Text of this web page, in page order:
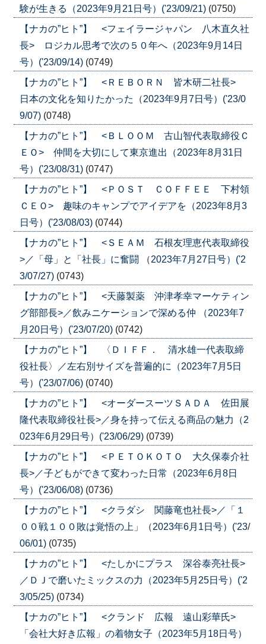
験が生きる（2023年9月21日号）('23/09/21) (0750)
【ナカの”ヒト”】 <フェイラージャパン 八木直久社
長> ロジカル思考で次の５０年へ（2023年9月14日
号）('23/09/14) (0749)
【ナカの”ヒト”】 <ＲＥＢＯＲＮ 皆木研二社長>
日本の文化を知りたかった（2023年9月7日号）('23/0
9/07) (0748)
【ナカの”ヒト”】 <ＢＬＯＯＭ 古山智代表取締役Ｃ
ＥＯ> 仲間を大切にして東京進出（2023年8月31日
号）('23/08/31) (0747)
【ナカの”ヒト”】 <ＰＯＳＴ ＣＯＦＦＥＥ 下村領
ＣＥＯ> 趣味のキャンプでアイデアを（2023年8月3
日号）('23/08/03) (0744)
【ナカの”ヒト”】 <ＳＥＡＭ 石根友理恵代表取締役
>／「母」と「社長」に奮闘 （2023年7月27日号）('2
3/07/27) (0743)
【ナカの”ヒト”】 <天藤製薬 沖津孝幸マーケティン
グ部部長>／飲みニケーションで深める仲 （2023年7
月20日号）('23/07/20) (0742)
【ナカの”ヒト”】 〈ＤＩＦＦ． 清水雄一代表取締
役社長〉／左右別サイズを普遍的に（2023年7月5日
号）('23/07/06) (0740)
【ナカの”ヒト”】 <オーダースーツＳＡＤＡ 佐田展
隆代表取締役社長>／身を持って伝える商品の魅力（2
023年6月29日号）('23/06/29) (0739)
【ナカの”ヒト”】 <ＰＥＴＯＫＯＴＯ 大久保泰介社
長>／子どもができて変わった日常（2023年6月8日
号）('23/06/08) (0736)
【ナカの”ヒト”】 <クラダシ 関藤竜也社長>／「１
００戦１００敗は覚悟の上」（2023年6月1日号）('23/
06/01) (0735)
【ナカの”ヒト”】 <たしかにプラス 深谷泰亮社長>
／ＤＪで磨いたミックスの力（2023年5月25日号）('2
3/05/25) (0734)
【ナカの”ヒト”】 <クランド 広報 遠山彩華氏>
「会社大好き広報」の着物女子（2023年5月18日号）